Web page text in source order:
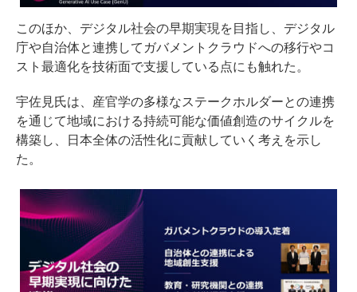
このほか、デジタル社会の早期実現を目指し、デジタル
庁や自治体と連携してガバメントクラウドへの移行やコ
スト最適化を技術面で支援している点にも触れた。
宇佐見氏は、産官学の多様なステークホルダーとの連携
を通じて地域における持続可能な価値創造のサイクルを
構築し、日本全体の活性化に貢献していく考えを示し
た。